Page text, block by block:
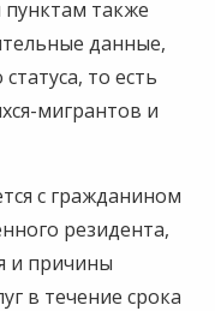
также
данные,
то есть
мигрантов и
с гражданином
резидента,
и причины
в течение срока